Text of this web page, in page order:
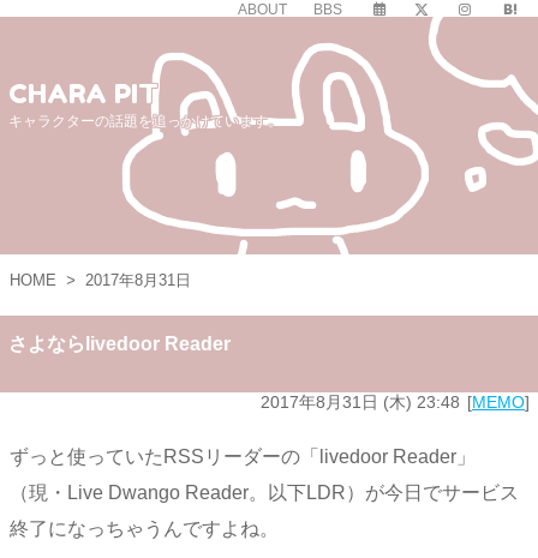
ABOUT BBS
CHARA PIT
キャラクターの話題を追っかけています。
HOME > 2017年8月31日
さよならlivedoor Reader
2017年8月31日 (木) 23:48 MEMO
ずっと使っていたRSSリーダーの「livedoor Reader」
（現・Live Dwango Reader。以下LDR）が今日でサービス
終了になっちゃうんですよね。